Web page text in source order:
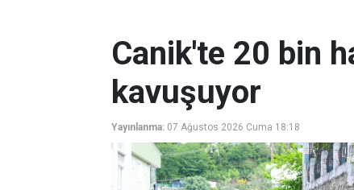
Canik'te 20 bin
kavuşuyor
Yayınlanma: 07 Ağustos 2026 Cuma 18:18